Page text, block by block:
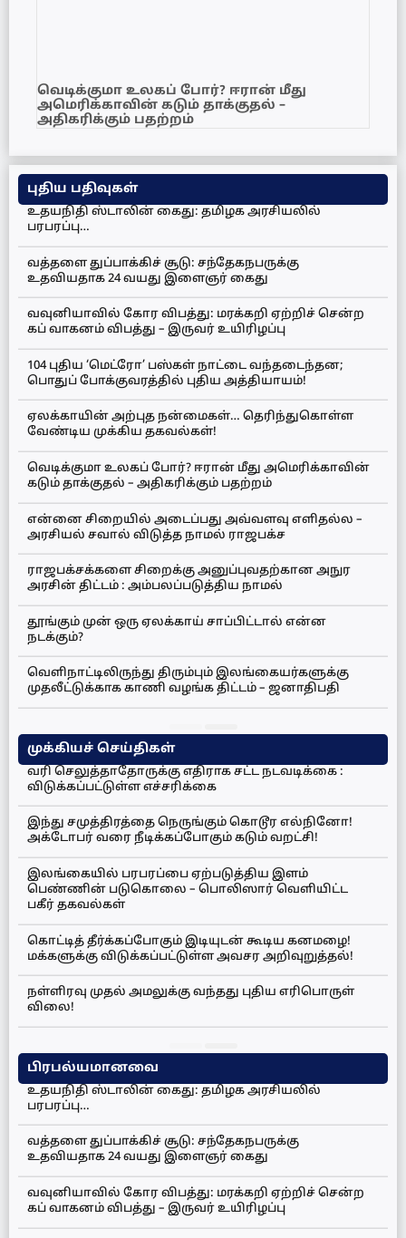
வெடிக்குமா உலகப் போர்? ஈரான் மீது
அமெரிக்காவின் கடும் தாக்குதல் –
அதிகரிக்கும் பதற்றம்
புதிய பதிவுகள்
உதயநிதி ஸ்டாலின் கைது: தமிழக அரசியலில்
பரபரப்பு…
வத்தளை துப்பாக்கிச் சூடு: சந்தேகநபருக்கு
உதவியதாக 24 வயது இளைஞர் கைது
வவுனியாவில் கோர விபத்து: மரக்கறி ஏற்றிச் சென்ற
கப் வாகனம் விபத்து – இருவர் உயிரிழப்பு
104 புதிய ‘மெட்ரோ’ பஸ்கள் நாட்டை வந்தடைந்தன;
பொதுப் போக்குவரத்தில் புதிய அத்தியாயம்!
ஏலக்காயின் அற்புத நன்மைகள்… தெரிந்துகொள்ள
வேண்டிய முக்கிய தகவல்கள்!
வெடிக்குமா உலகப் போர்? ஈரான் மீது அமெரிக்காவின்
கடும் தாக்குதல் – அதிகரிக்கும் பதற்றம்
என்னை சிறையில் அடைப்பது அவ்வளவு எளிதல்ல –
அரசியல் சவால் விடுத்த நாமல் ராஜபக்ச
ராஜபக்சக்களை சிறைக்கு அனுப்புவதற்கான அநுர
அரசின் திட்டம் : அம்பலப்படுத்திய நாமல்
தூங்கும் முன் ஒரு ஏலக்காய் சாப்பிட்டால் என்ன
நடக்கும்?
வெளிநாட்டிலிருந்து திரும்பும் இலங்கையர்களுக்கு
முதலீட்டுக்காக காணி வழங்க திட்டம் – ஜனாதிபதி
முக்கியச் செய்திகள்
வரி செலுத்தாதோருக்கு எதிராக சட்ட நடவடிக்கை :
விடுக்கப்பட்டுள்ள எச்சரிக்கை
இந்து சமுத்திரத்தை நெருங்கும் கொடூர எல்நினோ!
அக்டோபர் வரை நீடிக்கப்போகும் கடும் வறட்சி!
இலங்கையில் பரபரப்பை ஏற்படுத்திய இளம்
பெண்ணின் படுகொலை – பொலிஸார் வெளியிட்ட
பகீர் தகவல்கள்
கொட்டித் தீர்க்கப்போகும் இடியுடன் கூடிய கனமழை!
மக்களுக்கு விடுக்கப்பட்டுள்ள அவசர அறிவுறுத்தல்!
நள்ளிரவு முதல் அமலுக்கு வந்தது புதிய எரிபொருள்
விலை!
பிரபல்யமானவை
உதயநிதி ஸ்டாலின் கைது: தமிழக அரசியலில்
பரபரப்பு…
வத்தளை துப்பாக்கிச் சூடு: சந்தேகநபருக்கு
உதவியதாக 24 வயது இளைஞர் கைது
வவுனியாவில் கோர விபத்து: மரக்கறி ஏற்றிச் சென்ற
கப் வாகனம் விபத்து – இருவர் உயிரிழப்பு